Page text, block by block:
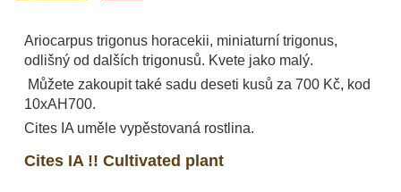
Ariocarpus trigonus horacekii, miniaturní trigonus,
odlišný od dalších trigonusů. Kvete jako malý.
Můžete zakoupit také sadu deseti kusů za 700 Kč, kod
10xAH700.
Cites IA uměle vypěstovaná rostlina.
Cites IA !! Cultivated plant